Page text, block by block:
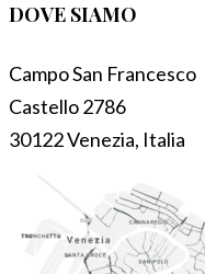
DOVE SIAMO
Campo San Francesco
Castello 2786
30122 Venezia, Italia